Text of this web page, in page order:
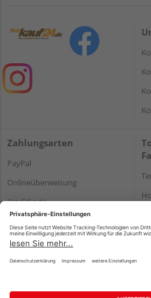
Zahlungsarten
PayPal
Onlineüberweisung
Kreditkarte
Rechnung*
*Bonität vorausgesetzt
Impressum Datenschutz AGB